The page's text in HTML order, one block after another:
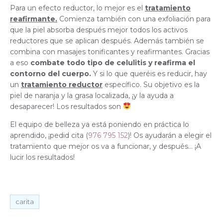
Para un efecto reductor, lo mejor es el tratamiento
reafirmante. Comienza también con una exfoliación para
que la piel absorba después mejor todos los activos
reductores que se aplican después. Además también se
combina con masajes tonificantes y reafirmantes. Gracias
a eso combate todo tipo de celulitis y reafirma el
contorno del cuerpo. Y si lo que queréis es reducir, hay
un tratamiento reductor específico. Su objetivo es la
piel de naranja y la grasa localizada, ¡y la ayuda a
desaparecer! Los resultados son
El equipo de belleza ya está poniendo en práctica lo
aprendido, ¡pedid cita (976 795 152)! Os ayudarán a elegir el
tratamiento que mejor os va a funcionar, y después… ¡A
lucir los resultados!
carita